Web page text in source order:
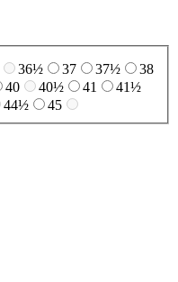
36½ 37 37½
38
40 40½ 41
41½
44½
45